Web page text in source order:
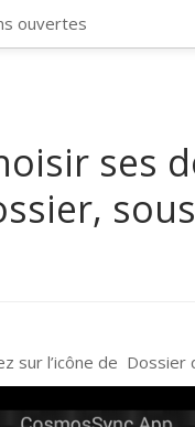
ouvertes
ses
sur l’icône de Dossier